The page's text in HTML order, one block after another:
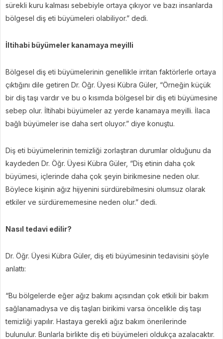
sürekli kuru kalması sebebiyle ortaya çıkıyor ve bazı insanlarda
bölgesel diş eti büyümeleri olabiliyor.” dedi.
İltihabi büyümeler kanamaya meyilli
Bölgesel diş eti büyümelerinin genellikle irritan faktörlerle ortaya
çıktığını dile getiren Dr. Öğr. Üyesi Kübra Güler, “Örneğin küçük
bir diş taşı vardır ve bu o kısımda bölgesel bir diş eti büyümesine
sebep olur. İltihabi büyümeler az yerde kanamaya meyilli. İlaca
bağlı büyümeler ise daha sert oluyor.” diye konuştu.
Diş eti büyümelerinin temizliği zorlaştıran durumlar olduğunu da
kaydeden Dr. Öğr. Üyesi Kübra Güler, “Diş etinin daha çok
büyümesi, içlerinde daha çok şeyin birikmesine neden olur.
Böylece kişinin ağız hijyenini sürdürebilmesini olumsuz olarak
etkiler ve sürdürememesine neden olur.” dedi.
Nasıl tedavi edilir?
Dr. Öğr. Üyesi Kübra Güler, diş eti büyümesinin tedavisini şöyle
anlattı:
“Bu bölgelerde eğer ağız bakımı açısından çok etkili bir bakım
sağlanamadıysa ve diş taşları birikimi varsa öncelikle diş taşı
temizliği yapılır. Hastaya gerekli ağız bakım önerilerinde
bulunulur. Bunlarla birlikte diş eti büyümeleri oldukça azalacaktır.